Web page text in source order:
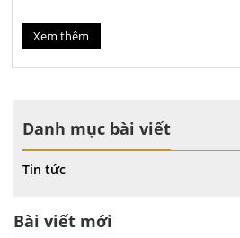
Xem thêm
Danh mục bài viết
Tin tức
Bài viết mới